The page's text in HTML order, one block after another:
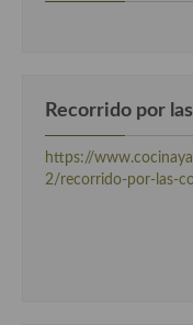
Cocina portuguesa
Cocina Rusa
Cocina Sueca
Recorrido por
https://
2/recorrido-por-las-